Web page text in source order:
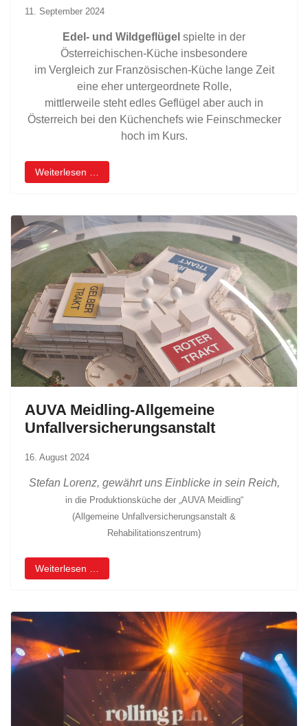
11. September 2024
Edel- und Wildgeflügel spielte in der
Österreichischen-Küche insbesondere
im Vergleich zur Französischen-Küche lange Zeit
eine eher untergeordnete Rolle,
mittlerweile steht edles Geflügel aber auch in
Österreich bei den Küchenchefs wie Feinschmecker
hoch im Kurs.
Weiterlesen …
AUVA Meidling-Allgemeine
Unfallversicherungsanstalt
16. August 2024
Stefan Lorenz, gewährt uns Einblicke in sein Reich,
in die Produktionsküche der „AUVA Meidling“
(Allgemeine Unfallversicherungsanstalt &
Rehabilitationszentrum)
Weiterlesen …